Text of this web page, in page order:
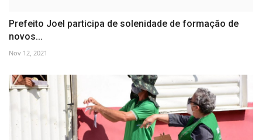
Prefeito Joel participa de solenidade de formação de
novos...
Nov 12, 2021